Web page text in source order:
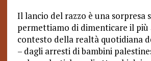
Il lancio del razzo è una sorpresa
permettiamo di dimenticare il più
contesto della realtà quotidiana
– dagli arresti di bambini